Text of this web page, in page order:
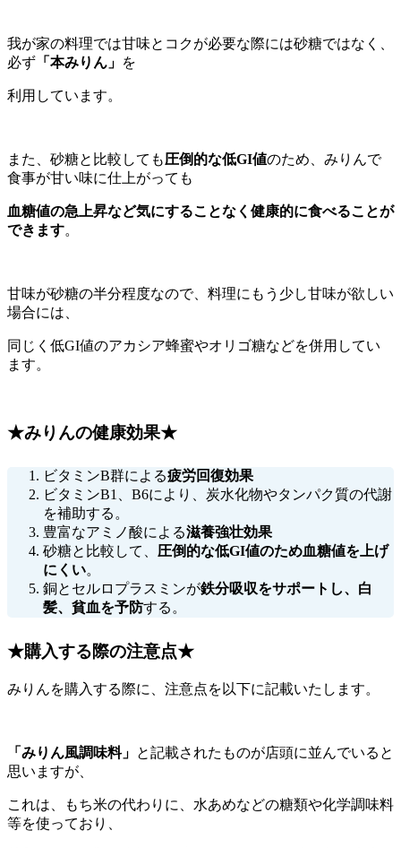
我が家の料理では甘味とコクが必要な際には砂糖ではなく、
必ず 「本みりん」 を
利用しています。
また、砂糖と比較しても圧倒的な低GI値のため、みりんで
食事が甘い味に仕上がっても
血糖値の急上昇など気にすることなく健康的に食べることが
できます。
甘味が砂糖の半分程度なので、料理にもう少し甘味が欲しい
場合には、
同じく低GI値のアカシア蜂蜜やオリゴ糖などを併用してい
ます。
★みりんの健康効果★
ビタミンB群による疲労回復効果
ビタミンB1、B6により、炭水化物やタンパク質の代謝
を補助する。
豊富なアミノ酸による滋養強壮効果
砂糖と比較して、 圧倒的な低GI値のため血糖値を上げ
にくい。
銅とセルロプラスミンが鉄分吸収をサポートし、白
髪、貧血を予防する。
★購入する際の注意点★
みりんを購入する際に、注意点を以下に記載いたします。
「みりん風調味料」 と記載されたものが店頭に並んでいると
思いますが、
これは、もち米の代わりに、水あめなどの糖類や化学調味料
等を使っており、